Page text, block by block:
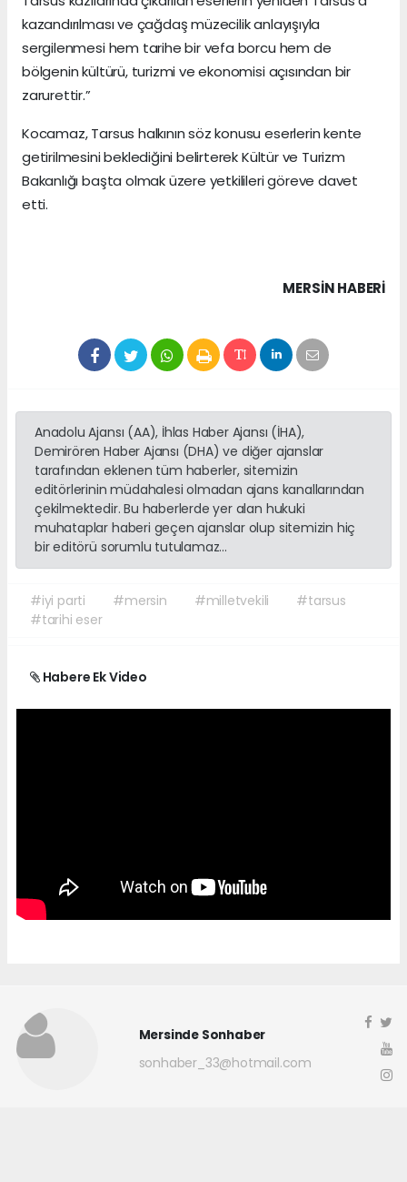
kazandırılması ve çağdaş müzecilik anlayışıyla
sergilenmesi hem tarihe bir vefa borcu hem de
bölgenin kültürü, turizmi ve ekonomisi açısından bir
zarurettir.”
Kocamaz, Tarsus halkının söz konusu eserlerin kente
getirilmesini beklediğini belirterek Kültür ve Turizm
Bakanlığı başta olmak üzere yetkilileri göreve davet
etti.
MERSIN HABERİ
Anadolu Ajansı (AA), İhlas Haber Ajansı (İHA),
Demirören Haber Ajansı (DHA) ve diğer ajanslar
tarafından eklenen tüm haberler, sitemizin
editörlerinin müdahalesi olmadan ajans kanallarından
çekilmektedir. Bu haberlerde yer alan hukuki
muhataplar haberi geçen ajanslar olup sitemizin hiç
bir editörü sorumlu tutulamaz...
#iyi parti #mersin #milletvekili
#tarsus
#tarihi eser
Habere Ek Video
Mersinde Sonhaber
sonhaber_33@hotmail.com